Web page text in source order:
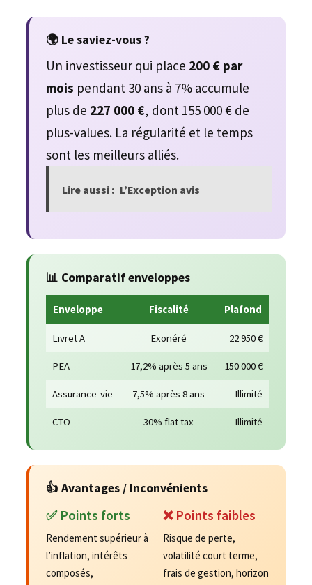
🌍 Le saviez-vous ?
Un investisseur qui place 200 € par
mois pendant 30 ans à 7% accumule
plus de 227 000 €, dont 155 000 € de
plus-values. La régularité et le temps
sont les meilleurs alliés.
Lire aussi : L’Exception avis
📊 Comparatif enveloppes
Enveloppe Fiscalité Plafond
Livret A Exonéré 22 950 €
PEA 17,2% après 5 ans 150 000 €
Assurance-vie 7,5% après 8 ans Illimité
CTO 30% flat tax Illimité
👍 Avantages / Inconvénients
✅ Points forts
Rendement supérieur à
l’inflation, intérêts
composés,
❌ Points faibles
Risque de perte,
volatilité court terme,
frais de gestion, horizon